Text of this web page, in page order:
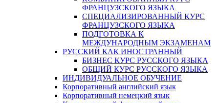
ФРАНЦУЗСКОГО ЯЗЫКА
СПЕЦИАЛИЗИРОВАННЫЙ КУРС
ФРАНЦУЗСКОГО ЯЗЫКА
ПОДГОТОВКА К
МЕЖДУНАРОДНЫМ ЭКЗАМЕНАМ
РУССКИЙ КАК ИНОСТРАННЫЙ
БИЗНЕС КУРС РУССКОГО ЯЗЫКА
ОБЩИЙ КУРС РУССКОГО ЯЗЫКА
ИНДИВИДУАЛЬНОЕ ОБУЧЕНИЕ
Корпоративный английский язык
Корпоративный немецкий язык